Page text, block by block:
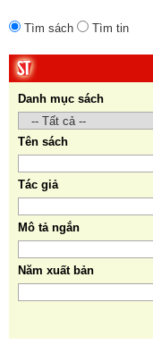
Tìm sách Tìm tin
Danh mục sách
Tên sách
Tác giả
Mô tả ngắn
Năm xuất bản